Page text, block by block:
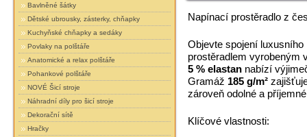
Bavlněné šátky
Dětské ubrousky, zásterky, chňapky
Kuchyňské chňapky a sedáky
Povlaky na polštáře
Anatomické a relax polštáře
Pohankové polštáře
NOVÉ Šicí stroje
Náhradní díly pro šicí stroje
Dekorační sítě
Hračky
Napínací prostěradlo z
Objevte spojení
prostěradlem vyrobeným
5 % elastan nabízí
Gramáž 185 g/m²
zároveň odolné a
Klíčové vlastnosti: